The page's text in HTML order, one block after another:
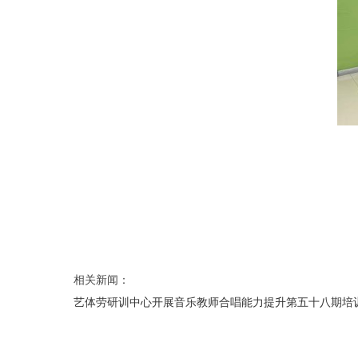
相关新闻：
艺体劳研训中心开展音乐教师合唱能力提升第五十八期培